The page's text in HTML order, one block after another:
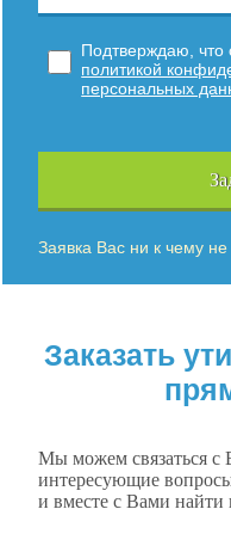
Подтверждаю, что
политикой
персональных
Заявка Вас ни к чему
Заказать
Мы можем связаться с
интересующие
и вместе с Вами